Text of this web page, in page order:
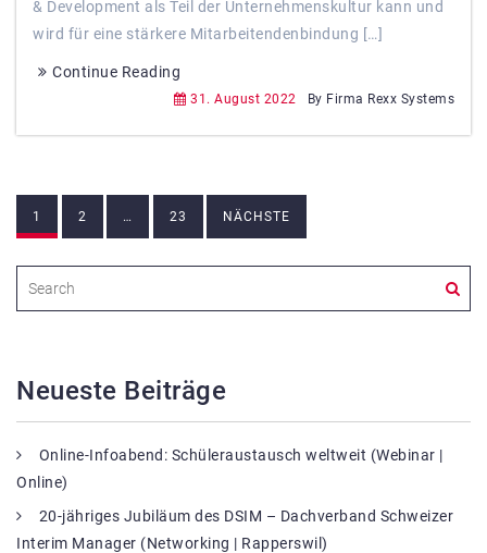
& Development als Teil der Unternehmenskultur kann und
wird für eine stärkere Mitarbeitendenbindung […]
Continue Reading
31. August 2022 By Firma Rexx Systems
Beitragsnavigation
1 2 … 23 NÄCHSTE
Neueste Beiträge
Online-Infoabend: Schüleraustausch weltweit (Webinar |
Online)
20-jähriges Jubiläum des DSIM – Dachverband Schweizer
Interim Manager (Networking | Rapperswil)